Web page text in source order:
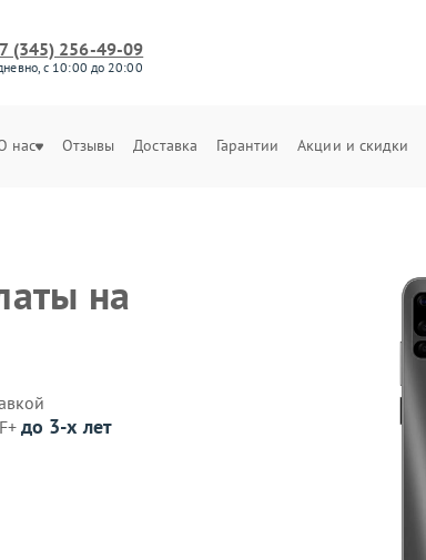
(345) 256-49-09
с 10:00 до 20:00
нас Отзывы Доставка Гарантии Акции и скидки
на
до 3-х лет